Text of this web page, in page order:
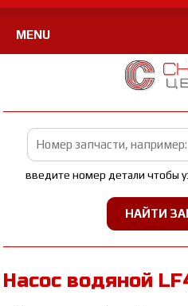
MENU
введите номер детали чтобы
Насос водяной